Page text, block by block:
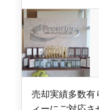
売却実績多数有